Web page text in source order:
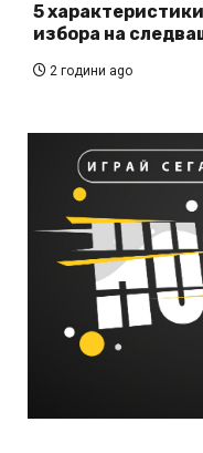
5
избора на
2 години ago